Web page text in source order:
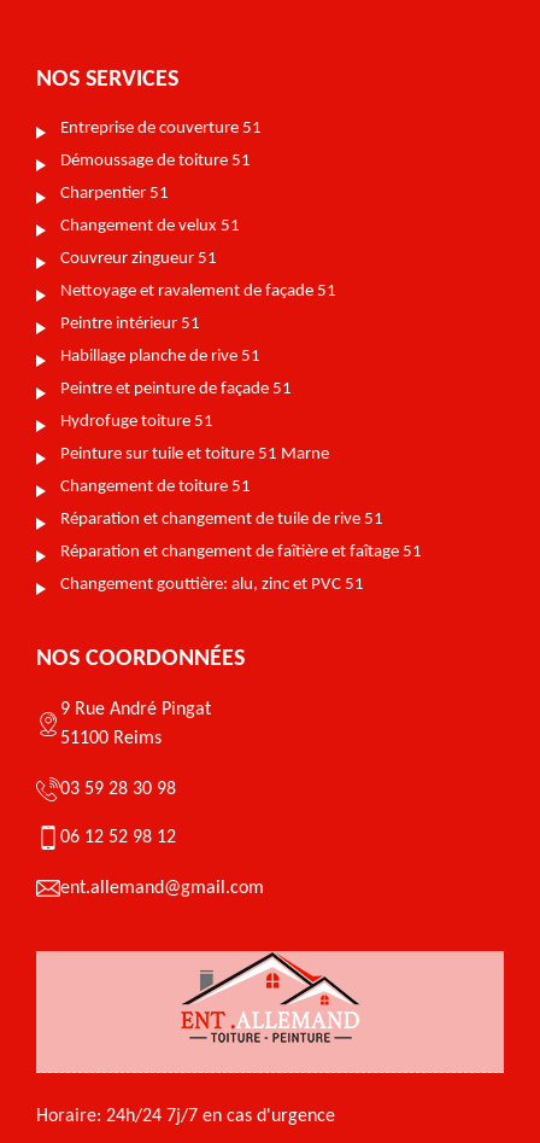
NOS SERVICES
Entreprise de couverture 51
Démoussage de toiture 51
Charpentier 51
Changement de velux 51
Couvreur zingueur 51
Nettoyage et ravalement de façade 51
Peintre intérieur 51
Habillage planche de rive 51
Peintre et peinture de façade 51
Hydrofuge toiture 51
Peinture sur tuile et toiture 51 Marne
Changement de toiture 51
Réparation et changement de tuile de rive 51
Réparation et changement de faîtière et faîtage 51
Changement gouttière: alu, zinc et PVC 51
NOS COORDONNÉES
9 Rue André Pingat
51100 Reims
03 59 28 30 98
06 12 52 98 12
ent.allemand@gmail.com
Horaire: 24h/24 7j/7 en cas d'urgence